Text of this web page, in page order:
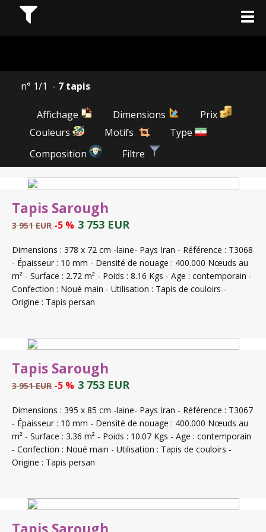
n° 1/1 - 7 tapis
Affichage Dimensions
Prix
Couleurs
Motifs
Type
Composition
Filtre
Tapis Sarough
3 951 EUR -5 % 3 753 EUR
Dimensions : 378 x 72 cm -laine- Pays Iran - Référence : T3068
- Épaisseur : 10 mm - Densité de nouage : 400.000 Nœuds au
m² - Surface : 2.72 m² - Poids : 8.16 Kgs - Age : contemporain -
Confection : Noué main - Utilisation : Tapis de couloirs -
Origine : Tapis persan
Tapis Sarough
3 951 EUR -5 % 3 753 EUR
Dimensions : 395 x 85 cm -laine- Pays Iran - Référence : T3067
- Épaisseur : 10 mm - Densité de nouage : 400.000 Nœuds au
m² - Surface : 3.36 m² - Poids : 10.07 Kgs - Age : contemporain
- Confection : Noué main - Utilisation : Tapis de couloirs -
Origine : Tapis persan